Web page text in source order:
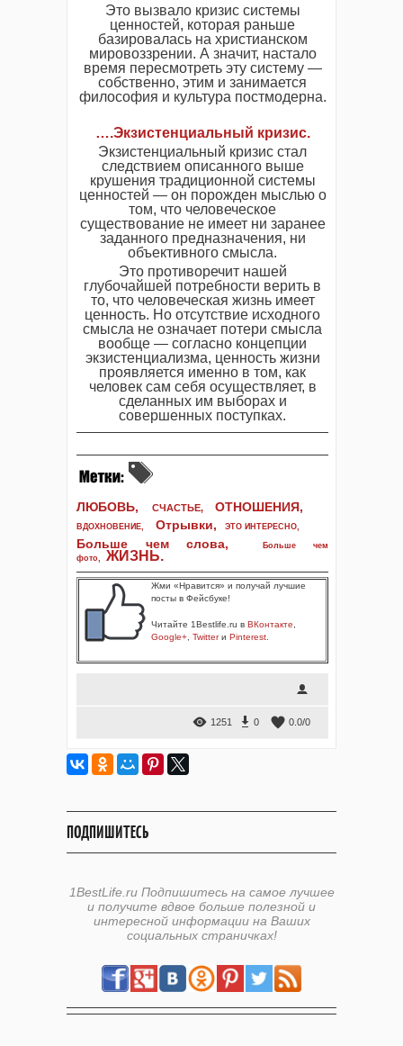
Это вызвало кризис системы
ценностей, которая раньше
базировалась на христианском
мировоззрении. А значит, настало
время пересмотреть эту систему —
собственно, этим и занимается
философия и культура постмодерна.
….Экзистенциальный кризис.
Экзистенциальный кризис стал
следствием описанного выше
крушения традиционной системы
ценностей — он порожден мыслью о
том, что человеческое
существование не имеет ни заранее
заданного предназначения, ни
объективного смысла.
Это противоречит нашей
глубочайшей потребности верить в
то, что человеческая жизнь имеет
ценность. Но отсутствие исходного
смысла не означает потери смысла
вообще — согласно концепции
экзистенциализма, ценность жизни
проявляется именно в том, как
человек сам себя осуществляет, в
сделанных им выборах и
совершенных поступках.
ЛЮБОВЬ, СЧАСТЬЕ, ОТНОШЕНИЯ,
ВДОХНОВЕНИЕ, Отрывки, ЭТО ИНТЕРЕСНО,
Больше чем слова,
Больше чем
фото, ЖИЗНЬ.
Жми «Нравится» и получай лучшие
посты в Фейсбуке!
Читайте 1Bestlife.ru в ВКонтакте
Google+ Twitterи Pinterest
1251 0 0.0/0
ПОДПИШИТЕСЬ
1BestLife.ru Подпишитесь на самое лучшее
и получите вдвое больше полезной и
интересной информации на Ваших
социальных страничках!